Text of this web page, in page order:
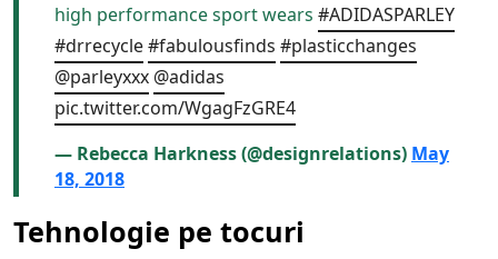
high performance sport wears #ADIDASPARLEY
#drrecycle#fabulousfinds #plasticchanges
@parleyxxx @adidas
pic.twitter.com/WgagFzGRE4
— Rebecca Harkness (@designrelations) May
18, 2018
Tehnologie pe tocuri